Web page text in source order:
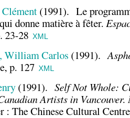
(1991). Le
donne matière à fêter.
23-28 XML
William Carlos (1991).
p. 127 XML
(1991). Self Not Whole:
Artists in
: The Chinese Cultural